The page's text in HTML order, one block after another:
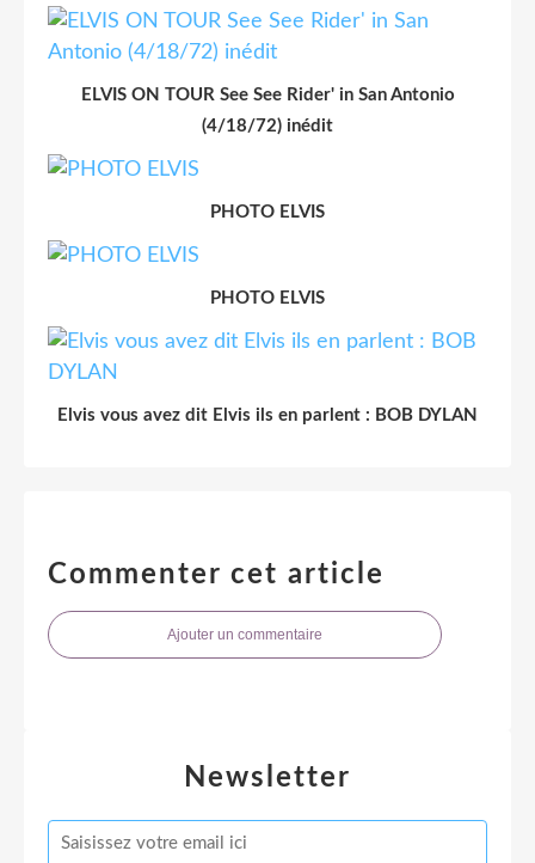
ELVIS ON TOUR See See Rider' in San Antonio
(4/18/72) inédit
PHOTO ELVIS
PHOTO ELVIS
Elvis vous avez dit Elvis ils en parlent : BOB DYLAN
Commenter cet article
Ajouter un commentaire
Newsletter